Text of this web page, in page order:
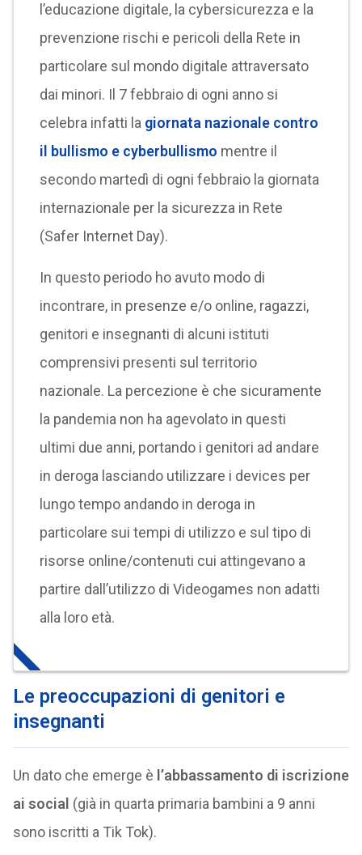
l’educazione digitale, la cybersicurezza e la
prevenzione rischi e pericoli della Rete in
particolare sul mondo digitale attraversato
dai minori. Il 7 febbraio di ogni anno si
celebra infatti la giornata nazionale contro
il bullismo e cyberbullismo mentre il
secondo martedì di ogni febbraio la giornata
internazionale per la sicurezza in Rete
(Safer Internet Day).
In questo periodo ho avuto modo di
incontrare, in presenze e/o online, ragazzi,
genitori e insegnanti di alcuni istituti
comprensivi presenti sul territorio
nazionale. La percezione è che sicuramente
la pandemia non ha agevolato in questi
ultimi due anni, portando i genitori ad andare
in deroga lasciando utilizzare i devices per
lungo tempo andando in deroga in
particolare sui tempi di utilizzo e sul tipo di
risorse online/contenuti cui attingevano a
partire dall’utilizzo di Videogames non adatti
alla loro età.
Le preoccupazioni di genitori e
insegnanti
Un dato che emerge è l’abbassamento di iscrizione
ai social (già in quarta primaria bambini a 9 anni
sono iscritti a Tik Tok).